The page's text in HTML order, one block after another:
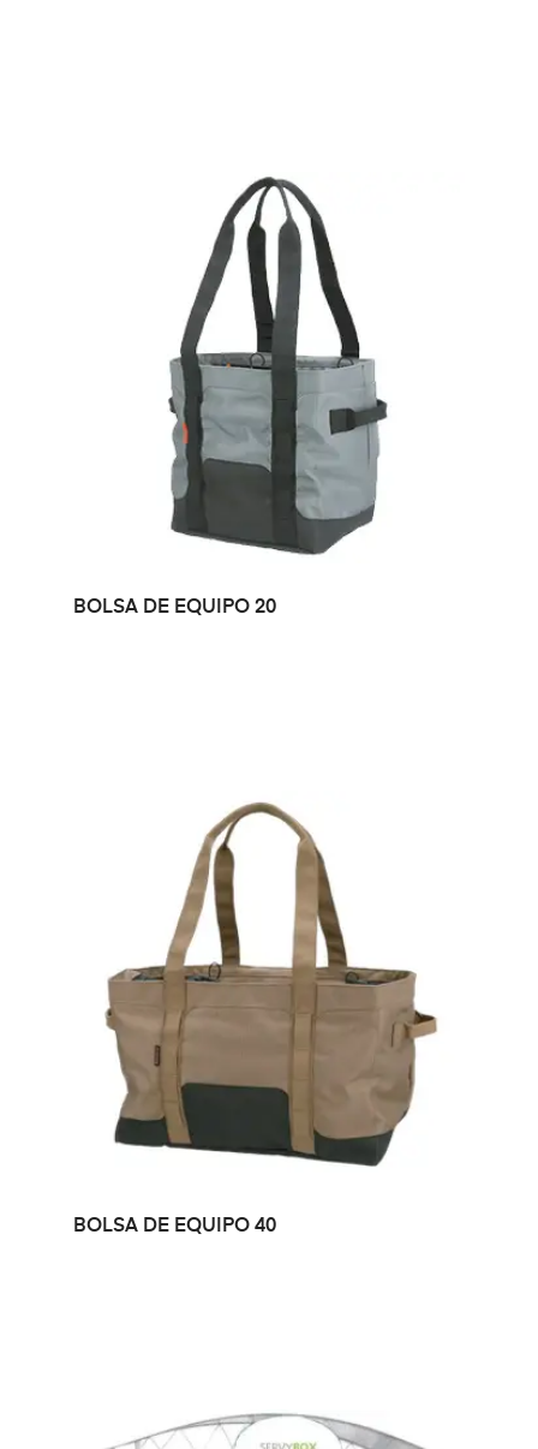
LEER MÁS
BOLSA DE EQUIPO 20
LEER MÁS
BOLSA DE EQUIPO 40